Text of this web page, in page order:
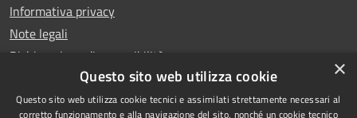
Informativa privacy
Note legali
Dichiarazione di accessibilità
×
Questo sito web utilizza cookie
Questo sito web utilizza cookie tecnici e assimilati strettamente necessari al
corretto funzionamento e alla navigazione del sito, nonché un cookie tecnico